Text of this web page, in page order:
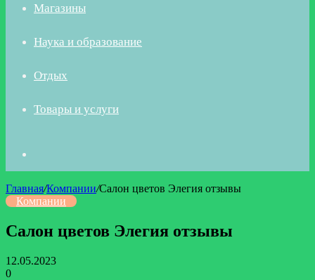
Магазины
Наука и образование
Отдых
Товары и услуги
Главная/Компании/Салон цветов Элегия отзывы
Компании
Салон цветов Элегия отзывы
12.05.2023
0